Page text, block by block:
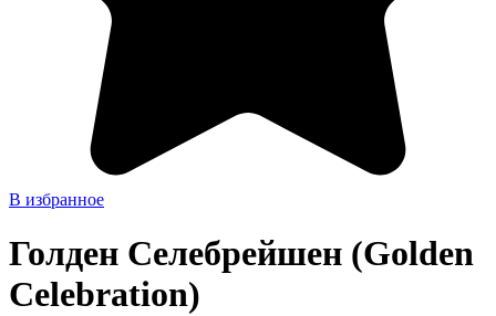
В избранное
Голден Селебрейшен (Golden
Celebration)